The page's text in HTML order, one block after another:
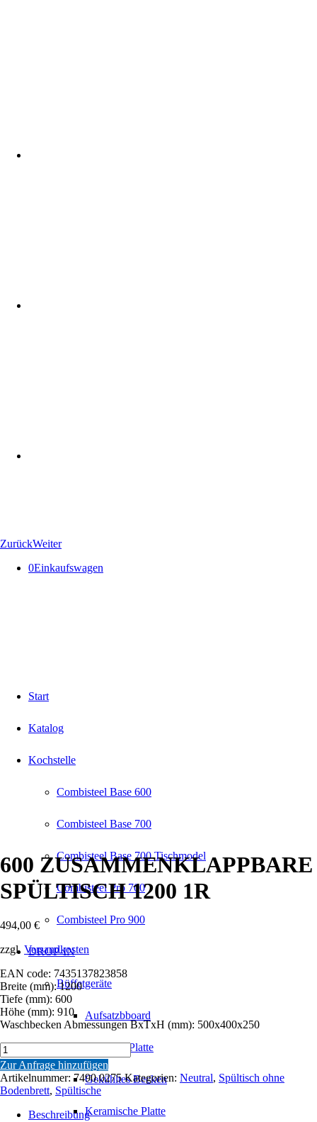
ZurückWeiter
0Einkaufswagen
Start
Katalog
Kochstelle
Combisteel Base 600
Combisteel Base 700
Combisteel Base 700 Tischmodel
Combisteel Pro 700
Combisteel Pro 900
DROP-IN
Büffetgeräte
Aufsatzbboard
Gekühlte Platte
Gekühltes Becken
Keramische Platte
600 ZUSAMMENKLAPPBARE
SPÜLTISCH 1200 1R
494,00 €
zzgl. Versandkosten
EAN code: 7435137823858
Breite (mm): 1200
Tiefe (mm): 600
Höhe (mm): 910
Waschbecken Abmessungen BxTxH (mm): 500x400x250
600
ZUSAMMENKLAPPBARE
SPÜLTISCH
1200
1R
Menge
Zur Anfrage hinzufügen
Artikelnummer: 7490.0275 Kategorien: Neutral, Spültisch ohne
Bodenbrett, Spültische
Beschreibung